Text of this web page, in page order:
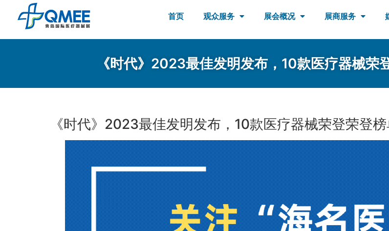
首页 观众服务 展会概况 展商服务
《时代》2023最佳发明发布，10款医疗器械荣
《时代》2023最佳发明发布，10款医疗器械荣登荣登榜